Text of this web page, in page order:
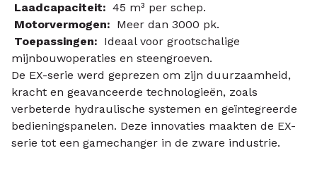
Laadcapaciteit: 45 m³ per schep.
Motorvermogen: Meer dan 3000 pk.
Toepassingen: Ideaal voor grootschalige
mijnbouwoperaties en steengroeven.
De EX-serie werd geprezen om zijn duurzaamheid,
kracht en geavanceerde technologieën, zoals
verbeterde hydraulische systemen en geïntegreerde
bedieningspanelen. Deze innovaties maakten de EX-
serie tot een gamechanger in de zware industrie.